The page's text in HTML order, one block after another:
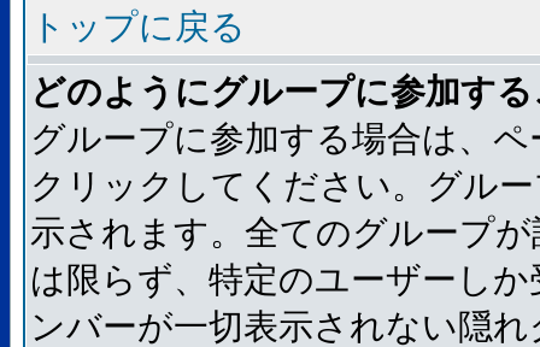
トップに戻る
どのようにグループに参加す
グループに参加する場合は、
クリックしてください。グル
示されます。全てのグループ
は限らず、特定のユーザーし
ンバーが一切表示されない隠